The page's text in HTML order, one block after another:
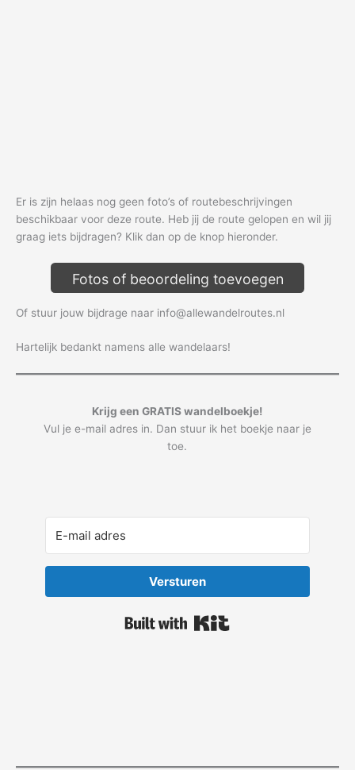
Er is zijn helaas nog geen foto’s of routebeschrijvingen
beschikbaar voor deze route. Heb jij de route gelopen en wil jij
graag iets bijdragen? Klik dan op de knop hieronder.
Fotos of beoordeling toevoegen
Of stuur jouw bijdrage naar info@allewandelroutes.nl
Hartelijk bedankt namens alle wandelaars!
Krijg een GRATIS wandelboekje!
Vul je e-mail adres in. Dan stuur ik het boekje naar je
toe.
Versturen